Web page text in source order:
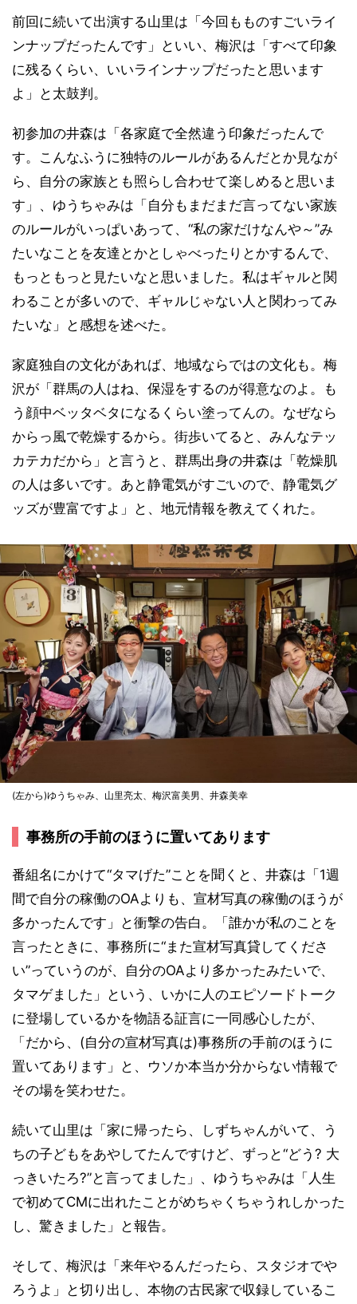
前回に続いて出演する山里は「今回もものすごいライ
ンナップだったんです」といい、梅沢は「すべて印象
に残るくらい、いいラインナップだったと思います
よ」と太鼓判。
初参加の井森は「各家庭で全然違う印象だったんで
す。こんなふうに独特のルールがあるんだとか見なが
ら、自分の家族とも照らし合わせて楽しめると思いま
す」、ゆうちゃみは「自分もまだまだ言ってない家族
のルールがいっぱいあって、“私の家だけなんや～”み
たいなことを友達とかとしゃべったりとかするんで、
もっともっと見たいなと思いました。私はギャルと関
わることが多いので、ギャルじゃない人と関わってみ
たいな」と感想を述べた。
家庭独自の文化があれば、地域ならではの文化も。梅
沢が「群馬の人はね、保湿をするのが得意なのよ。も
う顔中ベッタベタになるくらい塗ってんの。なぜなら
からっ風で乾燥するから。街歩いてると、みんなテッ
カテカだから」と言うと、群馬出身の井森は「乾燥肌
の人は多いです。あと静電気がすごいので、静電気グ
ッズが豊富ですよ」と、地元情報を教えてくれた。
(左から)ゆうちゃみ、山里亮太、梅沢富美男、井森美幸
事務所の手前のほうに置いてあります
番組名にかけて“タマげた”ことを聞くと、井森は「1週
間で自分の稼働のOAよりも、宣材写真の稼働のほうが
多かったんです」と衝撃の告白。「誰かが私のことを
言ったときに、事務所に“また宣材写真貸してくださ
い”っていうのが、自分のOAより多かったみたいで、
タマゲました」という、いかに人のエピソードトーク
に登場しているかを物語る証言に一同感心したが、
「だから、(自分の宣材写真は)事務所の手前のほうに
置いてあります」と、ウソか本当か分からない情報で
その場を笑わせた。
続いて山里は「家に帰ったら、しずちゃんがいて、う
ちの子どもをあやしてたんですけど、ずっと“どう? 大
っきいたろ?”と言ってました」、ゆうちゃみは「人生
で初めてCMに出れたことがめちゃくちゃうれしかった
し、驚きました」と報告。
そして、梅沢は「来年やるんだったら、スタジオでや
ろうよ」と切り出し、本物の古民家で収録しているこ